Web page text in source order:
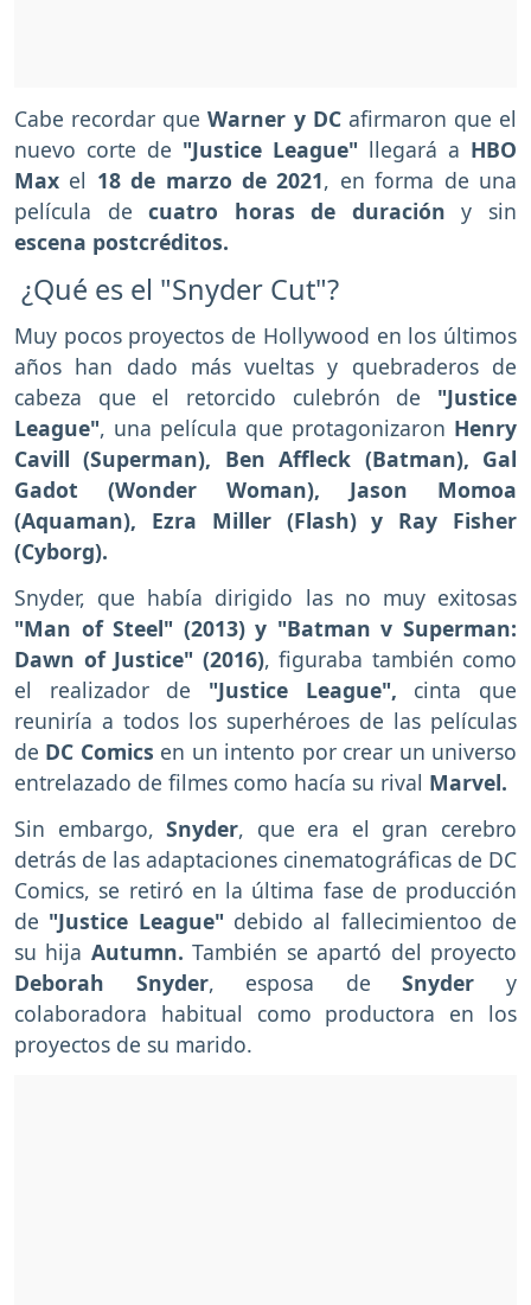
Cabe recordar queWarner y DC afirmaron que el
nuevo corte de "Justice League" llegará a HBO
Max el 18 de marzo de 2021, en forma de una
película decuatro horas de duración y sin
escena postcréditos.
¿Qué es el "Snyder Cut"?
Muy pocos proyectos de Hollywood en los últimos
años han dado más vueltas y quebraderos de
cabeza que el retorcido culebrón de "Justice
League", una película que protagonizaron Henry
Cavill (Superman), Ben Affleck (Batman), Gal
Gadot (Wonder Woman), Jason Momoa
(Aquaman), Ezra Miller (Flash) y Ray Fisher
(Cyborg).
Snyder, que había dirigido las no muy exitosas
"Man of Steel" (2013) y "Batman v Superman:
Dawn of Justice" (2016), figuraba también como
el realizador de "Justice League", cinta que
reuniría a todos los superhéroes de las películas
de DC Comics en un intento por crear un universo
entrelazado de filmes como hacía su rival Marvel.
Sin embargo,Snyder, que era el gran cerebro
detrás de las adaptaciones cinematográficas de DC
Comics, se retiró en la última fase de producción
de "Justice League" debido al fallecimientoo de
su hija Autumn. También se apartó del proyecto
Deborah Snyder, esposa deSnydery
colaboradora habitual como productora en los
proyectos de su marido.